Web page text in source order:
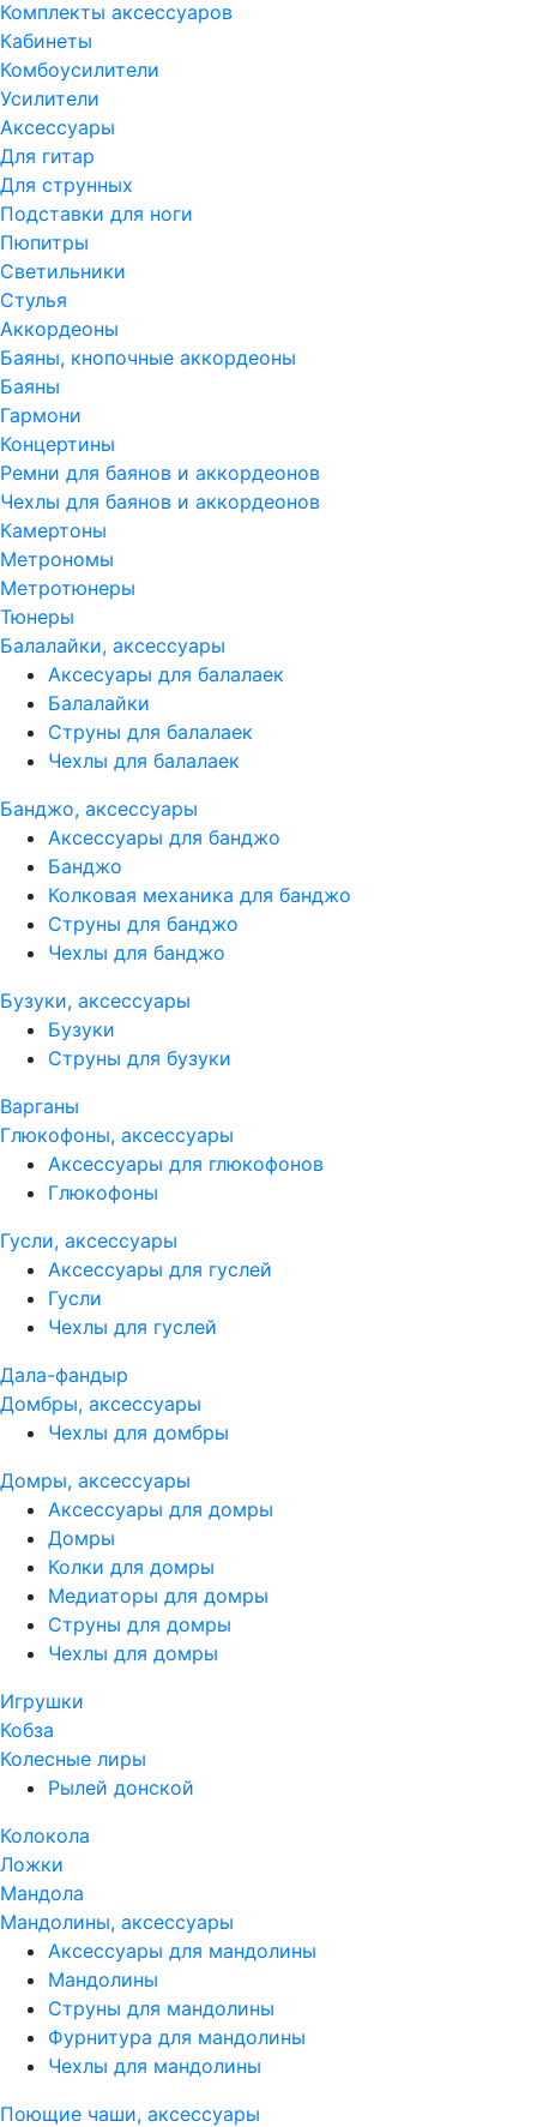
Комплекты аксессуаров
Кабинеты
Комбоусилители
Усилители
Аксессуары
Для гитар
Для струнных
Подставки для ноги
Пюпитры
Светильники
Стулья
Аккордеоны
Баяны, кнопочные аккордеоны
Баяны
Гармони
Концертины
Ремни для баянов и аккордеонов
Чехлы для баянов и аккордеонов
Камертоны
Метрономы
Метротюнеры
Тюнеры
Балалайки, аксессуары
Аксесуары для балалаек
Балалайки
Струны для балалаек
Чехлы для балалаек
Банджо, аксессуары
Аксессуары для банджо
Банджо
Колковая механика для банджо
Струны для банджо
Чехлы для банджо
Бузуки, аксессуары
Бузуки
Струны для бузуки
Варганы
Глюкофоны, аксессуары
Аксессуары для глюкофонов
Глюкофоны
Гусли, аксессуары
Аксессуары для гуслей
Гусли
Чехлы для гуслей
Дала-фандыр
Домбры, аксессуары
Чехлы для домбры
Домры, аксессуары
Аксессуары для домры
Домры
Колки для домры
Медиаторы для домры
Струны для домры
Чехлы для домры
Игрушки
Кобза
Колесные лиры
Рылей донской
Колокола
Ложки
Мандола
Мандолины, аксессуары
Аксессуары для мандолины
Мандолины
Струны для мандолины
Фурнитура для мандолины
Чехлы для мандолины
Поющие чаши, аксессуары